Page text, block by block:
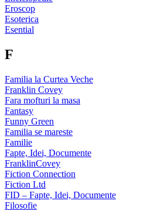
Eroscop
Esoterica
Esential
F
Familia la Curtea Veche
Franklin Covey
Fara mofturi la masa
Fantasy
Funny Green
Familia se mareste
Familie
Fapte, Idei, Documente
FranklinCovey
Fiction Connection
Fiction Ltd
FID – Fapte, Idei, Documente
Filosofie